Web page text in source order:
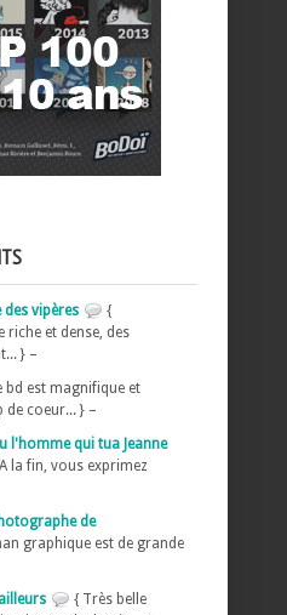
des vipères
{
riche et dense, des
} –
bd est magnifique et
de coeur... } –
l'homme qui tua Jeanne
la fin, vous exprimez
de
graphique est de grande
{ Très belle